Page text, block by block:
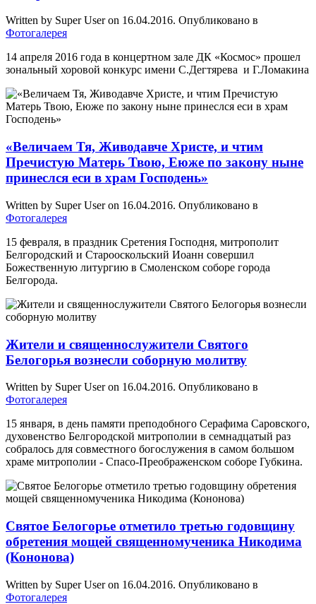
Written by Super User on 16.04.2016. Опубликовано в
Фотогалерея
14 апреля 2016 года в концертном зале ДК «Космос» прошел
зональный хоровой конкурс имени С.Дегтярева и Г.Ломакина
«Величаем Тя, Живодавче Христе, и чтим
Пречистую Матерь Твою, Еюже по закону ныне
принеслся еси в храм Господень»
Written by Super User on 16.04.2016. Опубликовано в
Фотогалерея
15 февраля, в праздник Сретения Господня, митрополит
Белгородский и Старооскольский Иоанн совершил
Божественную литургию в Смоленском соборе города
Белгорода.
Жители и священнослужители Святого
Белогорья вознесли соборную молитву
Written by Super User on 16.04.2016. Опубликовано в
Фотогалерея
15 января, в день памяти преподобного Серафима Саровского,
духовенство Белгородской митрополии в семнадцатый раз
собралось для совместного богослужения в самом большом
храме митрополии - Спасо-Преображенском соборе Губкина.
Святое Белогорье отметило третью годовщину
обретения мощей священномученика Никодима
(Кононова)
Written by Super User on 16.04.2016. Опубликовано в
Фотогалерея